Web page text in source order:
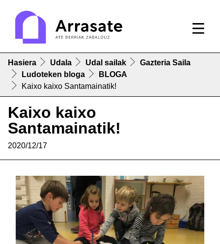
Hasiera Udala Udal sailak
Gazteria Saila
Ludoteken bloga
BLOGA
Kaixo kaixo Santamainatik!
Kaixo kaixo
Santamainatik!
2020/12/17